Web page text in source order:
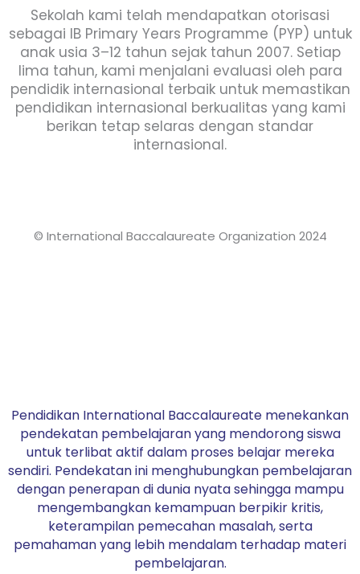
Sekolah kami telah mendapatkan otorisasi
sebagai IB Primary Years Programme (PYP) untuk
anak usia 3–12 tahun sejak tahun 2007. Setiap
lima tahun, kami menjalani evaluasi oleh para
pendidik internasional terbaik untuk memastikan
pendidikan internasional berkualitas yang kami
berikan tetap selaras dengan standar
internasional.
© International Baccalaureate Organization 2024
Pendidikan International Baccalaureate menekankan
pendekatan pembelajaran yang mendorong siswa
untuk terlibat aktif dalam proses belajar mereka
sendiri. Pendekatan ini menghubungkan pembelajaran
dengan penerapan di dunia nyata sehingga mampu
mengembangkan kemampuan berpikir kritis,
keterampilan pemecahan masalah, serta
pemahaman yang lebih mendalam terhadap materi
pembelajaran.